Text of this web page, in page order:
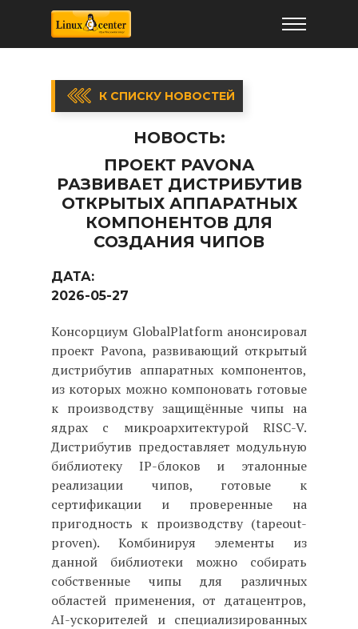
К СПИСКУ НОВОСТЕЙ
НОВОСТЬ:
ПРОЕКТ PAVONA
РАЗВИВАЕТ ДИСТРИБУТИВ
ОТКРЫТЫХ АППАРАТНЫХ
КОМПОНЕНТОВ ДЛЯ
СОЗДАНИЯ ЧИПОВ
ДАТА:
2026-05-27
Консорциум GlobalPlatform анонсировал
проект Pavona, развивающий открытый
дистрибутив аппаратных компонентов,
из которых можно компоновать готовые
к производству защищённые чипы на
ядрах с микроархитектурой RISC-V.
Дистрибутив предоставляет модульную
библиотеку IP-блоков и эталонные
реализации чипов, готовые к
сертификации и проверенные на
пригодность к производству (tapeout-
proven). Комбинируя элементы из
данной библиотеки можно собирать
собственные чипы для различных
областей применения, от датацентров,
AI-ускорителей и специализированных